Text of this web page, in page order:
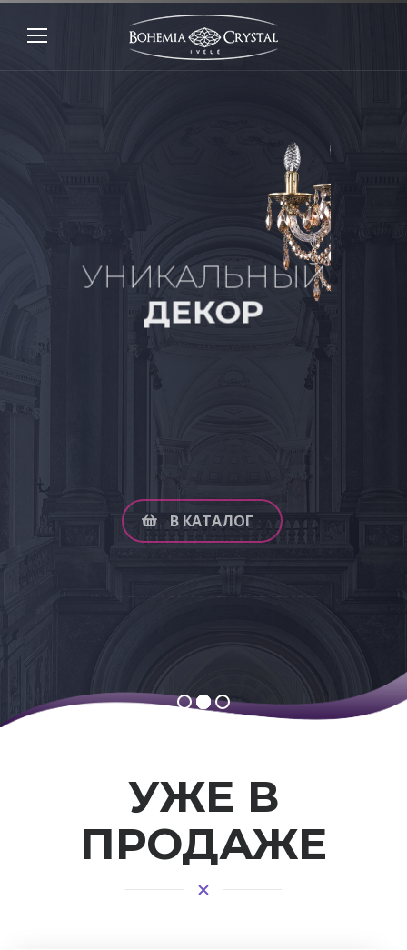
УНИКАЛЬНЫЙ
ДЕКОР
Уникальный декор разрабатывается
нашими художниками и воплощается в
разработана и сконструированна
В КАТАЛОГ
УЖЕ В
ПРОДАЖЕ